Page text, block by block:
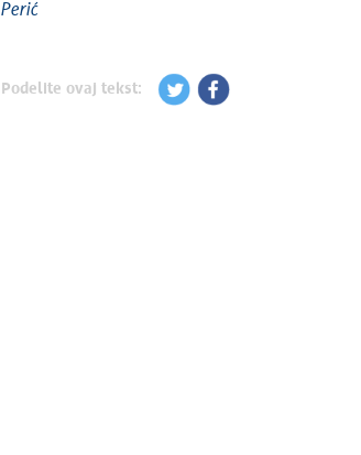
Perić
Podelite ovaj tekst: